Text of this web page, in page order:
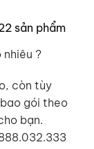
sản phẩm
nhiêu ?
còn tùy
gói theo
bạn.